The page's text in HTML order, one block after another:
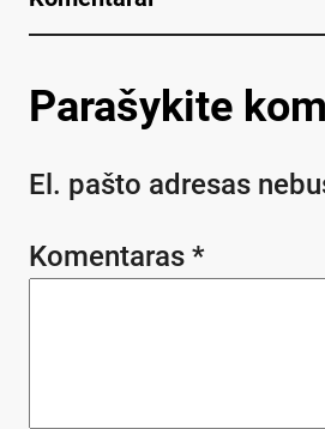
Parašykite
El. pašto adresas
Komentaras *